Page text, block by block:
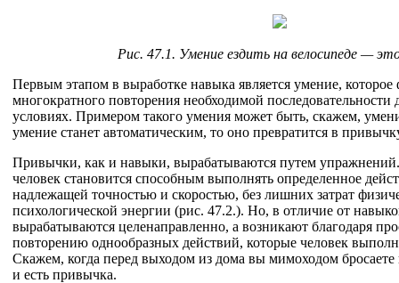
Рис. 47.1. Умение ездить на велосипеде —
Первым этапом в выработке навыка является умение, которое
многократного повторения необходимой последовательности
условиях. Примером такого умения может быть, скажем,
умение станет автоматическим, то оно превратится в
Привычки, как и навыки, вырабатываются путем упражнений.
человек становится способным выполнять определенное
надлежащей точностью и скоростью, без лишних затрат
психологической энергии (рис. 47.2.). Но, в отличие от
вырабатываются целенаправленно, а возникают благодаря
повторению однообразных действий, которые человек
Скажем, когда перед выходом из дома вы мимоходом бросаете
и есть привычка.